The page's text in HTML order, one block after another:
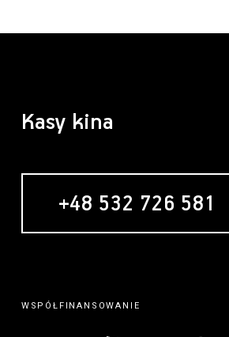
Kasy kina
+48 532 726 581
WSPÓŁFINANSOWANIE